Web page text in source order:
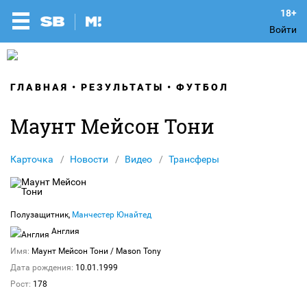
Войти
ГЛАВНАЯ РЕЗУЛЬТАТЫ ФУТБОЛ
Маунт Мейсон Тони
Карточка Новости Видео Трансферы
Полузащитник, Манчестер Юнайтед
Англия
Имя: Маунт Мейсон Тони / Mason Tony
Дата рождения: 10.01.1999
Рост: 178